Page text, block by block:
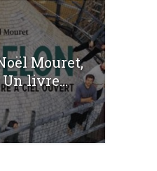
Mouret,
Un livre...